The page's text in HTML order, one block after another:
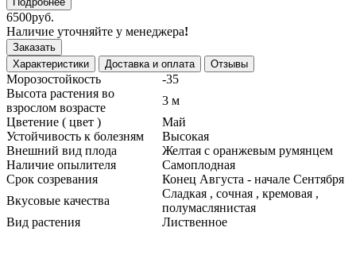
6500руб.
Наличие уточняйте у менеджера!
Заказать
Характеристики
Доставка и оплата Отзывы
Морозостойкость
-35
Высота растения во
взрослом возрасте
3 м
Цветение ( цвет )
Май
Устойчивость к болезням
Высокая
Внешний вид плода
Желтая с оранжевым румянцем
Наличие опылителя
Самоплодная
Срок созревания
Конец Августа - начале Сентября
Вкусовые качества
Сладкая , сочная , кремовая ,
полумаслянистая
Вид растения
Лиственное